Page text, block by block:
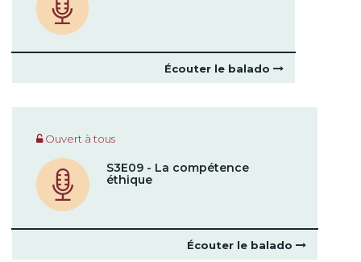
Écouter le balado
Ouvert à tous
S3E09 - La compétence
éthique
Écouter le balado